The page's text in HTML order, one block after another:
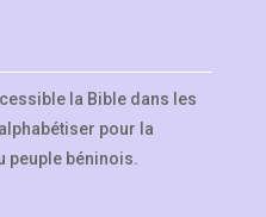
la Bible dans les
pour la
peuple béninois.